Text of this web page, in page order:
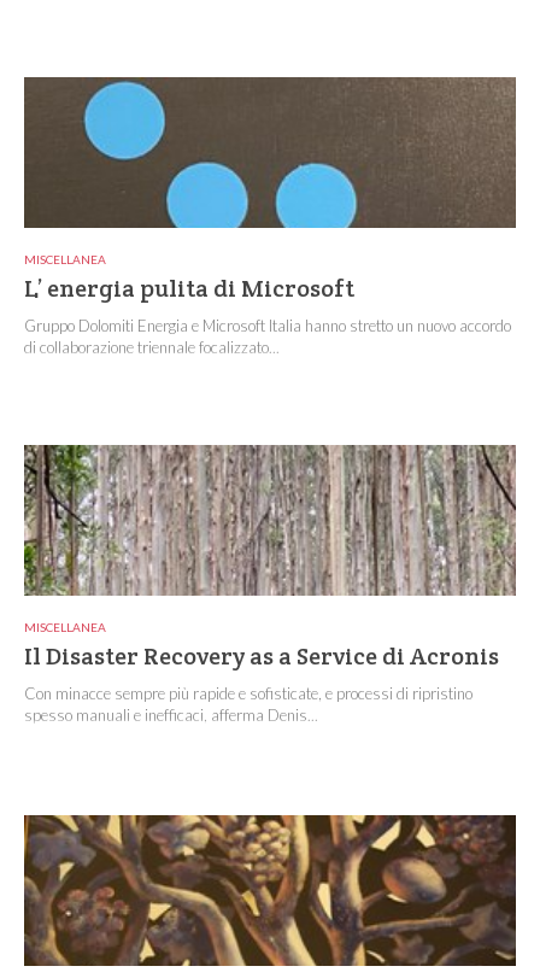
MISCELLANEA
L’ energia pulita di Microsoft
Gruppo Dolomiti Energia e Microsoft Italia hanno stretto un nuovo accordo
di collaborazione triennale focalizzato...
MISCELLANEA
Il Disaster Recovery as a Service di Acronis
Con minacce sempre più rapide e sofisticate, e processi di ripristino
spesso manuali e inefficaci, afferma Denis...